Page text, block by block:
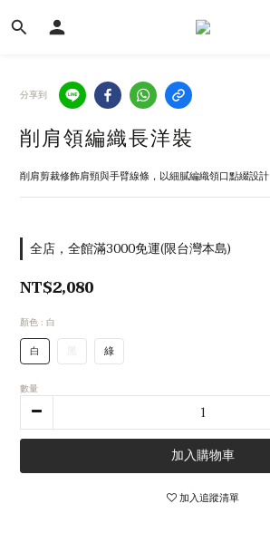
分享到
削肩領編織長洋裝
削肩剪裁修飾肩頸與手臂線條，以細膩編織領口點綴設計
全店，全館滿3000免運(限台灣本島)
NT$2,080
顏色: 白
白 綠
數量
加入購物車
加入追蹤清單